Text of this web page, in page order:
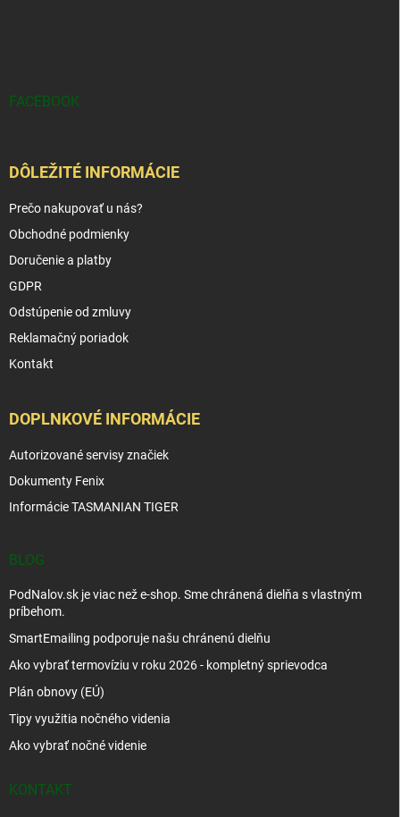
FACEBOOK
DÔLEŽITÉ INFORMÁCIE
Prečo nakupovať u nás?
Obchodné podmienky
Doručenie a platby
GDPR
Odstúpenie od zmluvy
Reklamačný poriadok
Kontakt
DOPLNKOVÉ INFORMÁCIE
Autorizované servisy značiek
Dokumenty Fenix
Informácie TASMANIAN TIGER
BLOG
PodNalov.sk je viac než e-shop. Sme chránená dielňa s vlastným
príbehom.
SmartEmailing podporuje našu chránenú dielňu
Ako vybrať termovíziu v roku 2026 - kompletný sprievodca
Plán obnovy (EÚ)
Tipy využitia nočného videnia
Ako vybrať nočné videnie
KONTAKT